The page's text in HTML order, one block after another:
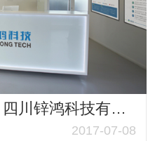
纳米氧化锌生产企业 四川锌鸿科技有限公司形象包装设计案例
2017-07-08